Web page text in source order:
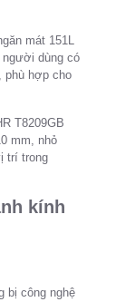
mát 151L
người dùng có
phù hợp cho
T8209GB
mm, nhỏ
trí trong
kính
bị công nghệ